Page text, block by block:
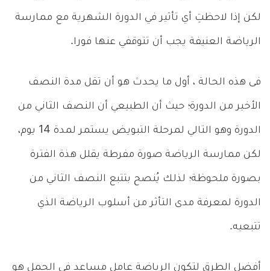
لكن إذا لاحظتِ أي تأثير في الدورة الشهرية مع ممارسة
الرياضة العنيفة يجب أن تتوقفي عنها فورا.
فى هذه الحالة ، أول ما يحدث هو أن تقل مدة النصف
الأخير من الدورة؛ حيث أن الطبيعي أن النصف الثاني من
الدورة وهو التالي لمرحلة التبويض يستمر لمدة 14 يوم،
لكن ممارسة الرياضة صورة مفرطة يقلل هذة الفترة
بصورة ملحوظة؛ لذلك يُنصح بتتبع النصف الثاني من
الدورة لمعرفة مدى التأثر من أسلوب الرياضة الذي
تتبعيه.
أفضل الطرق لتكون الرياضة عامل مساعد في الحمل هو